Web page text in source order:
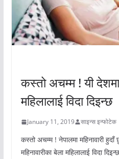
कस्तो अचम्म ! यी देशमा
महिलालाई विदा दिइन्छ
January 11, 2019 साइन्स इन्फोटेक
कस्तो अचम्म ! नेपालमा महिनावारी
महिनावारीका बेला महिलालाई विदा